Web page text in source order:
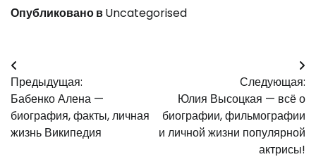
Опубликовано вUncategorised
Навигация
по
записям
Предыдущая:
Бабенко Алена —
биография, факты, личная
жизнь Википедия
Следующая:
Юлия Высоцкая — всё о
биографии, фильмографии
и личной жизни популярной
актрисы!